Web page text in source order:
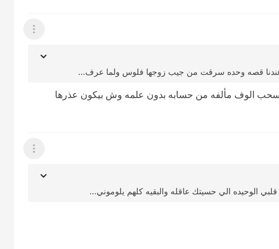
عرض القائمة
عندنا قصه وحده سرقت من جيب زوجها فلوس ولما عرف...
الوف مألفه من حسابه بدون علمه وش بيكون عذرها
عرض القائمة
الوحيده الي حسيتك عاقله والبقيه كلهم يلوموني...